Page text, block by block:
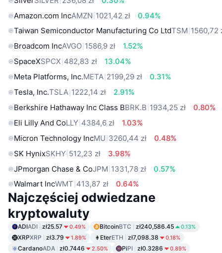
Amazon.com IncAMZN 1021,42 zł
0.94%
Taiwan Semiconductor Manufacturing Co LtdTSM 1560,72
Broadcom IncAVGO 1586,9 zł
1.52%
SpaceXSPCX 482,83 zł
13.04%
Meta Platforms, Inc.META 2199,29 zł
0.31%
Tesla, Inc.TSLA 1222,14 zł
2.91%
Berkshire Hathaway Inc Class BBRK.B 1934,25 zł
0.80%
Eli Lilly And CoLLY 4384,6 zł
1.03%
Micron Technology IncMU 3260,44 zł
0.48%
SK HynixSKHY 512,23 zł
3.98%
JPmorgan Chase & CoJPM 1331,78 zł
0.57%
Walmart IncWMT 413,87 zł 0.64%
Najczęściej odwiedzane
kryptowaluty
ADIADI zł25.57 0.49% BitcoinBTC zł240,586.45 0.13%
XRPXRP zł3.79 1.89% EterETH zł7,098.38 0.18%
CardanoADA zł0.7446 2.50% PiPI zł0.3286 0.89%